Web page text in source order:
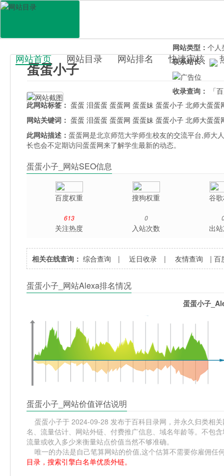
百科目录
网站首页 网站目录 网站排名 快速审核
蛋蛋小子
网站类型： 个人
联系站长：
收录查询：
「
此网站标签： 蛋蛋 泪蛋蛋 蛋蛋网 蛋蛋妹 蛋蛋小子 北师大蛋蛋
网站关键词： 蛋蛋 泪蛋蛋 蛋蛋网 蛋蛋妹 蛋蛋小子 北师大蛋蛋
此网站描述：蛋蛋网是北京师范大学师生校友的交流平台,师大
长也会不定期访问蛋蛋网来了解学生最新的动态。
蛋蛋小子_网站SEO信息
百度权重 搜狗权重 谷
613
关注热度
0
入站次数 出
相关在线查询： 综合查询 |近日收录 |友情查询 |百
蛋蛋小子_网站Alexa排名情况
蛋蛋小子
蛋蛋小子_网站价值评估说明
蛋蛋小子于 2024-09-28 发布于百科目录网，并永久归类相
名、流量估计、网站外链、付费推广信息、域名年龄等。不包
流量或收入多少来衡量站点价值当然不够准确。
唯一的办法是自己笔算网站的价值,这个估算不需要你雇佣任
目录，搜索引擎白名单优质外链。